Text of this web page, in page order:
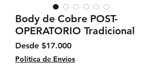
Body de Cobre POST-
OPERATORIO Tradicional
Desde $17.000Precio de oferta
Política de Envíos